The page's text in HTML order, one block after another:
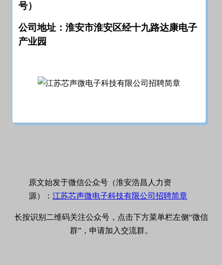
号）
公司地址：淮安市淮安区经十九路达康电子
产业园
原文始发于微信公众号（淮安浩昌人力资
源）： 江苏芯声微电子科技有限公司招聘简章
长按识别二维码关注公众号，点击下方菜单栏左侧“微信
群”，申请加入交流群。